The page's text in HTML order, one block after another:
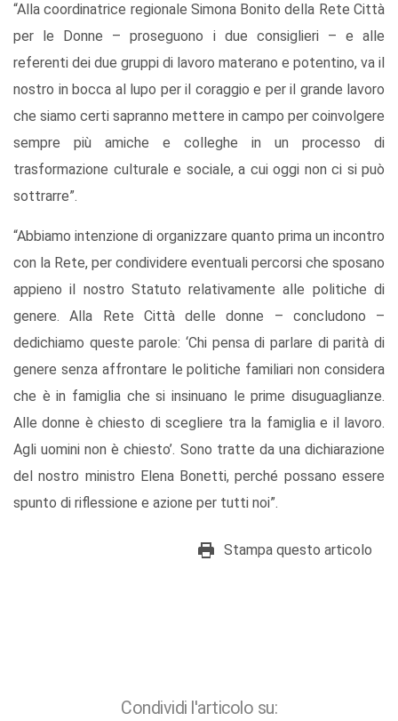
“Alla coordinatrice regionale Simona Bonito della Rete Città
per le Donne – proseguono i due consiglieri – e alle
referenti dei due gruppi di lavoro materano e potentino, va il
nostro in bocca al lupo per il coraggio e per il grande lavoro
che siamo certi sapranno mettere in campo per coinvolgere
sempre più amiche e colleghe in un processo di
trasformazione culturale e sociale, a cui oggi non ci si può
sottrarre”.
“Abbiamo intenzione di organizzare quanto prima un incontro
con la Rete, per condividere eventuali percorsi che sposano
appieno il nostro Statuto relativamente alle politiche di
genere. Alla Rete Città delle donne – concludono –
dedichiamo queste parole: ‘Chi pensa di parlare di parità di
genere senza affrontare le politiche familiari non considera
che è in famiglia che si insinuano le prime disuguaglianze.
Alle donne è chiesto di scegliere tra la famiglia e il lavoro.
Agli uomini non è chiesto’. Sono tratte da una dichiarazione
del nostro ministro Elena Bonetti, perché possano essere
spunto di riflessione e azione per tutti noi”.
Stampa questo articolo
Condividi l'articolo su: